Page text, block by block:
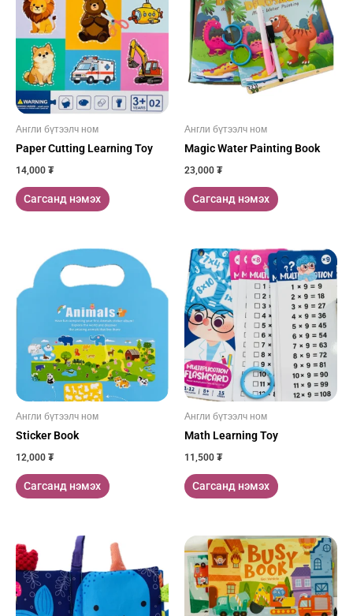
Англи бүтээлч ном
Paper Cutting Learning Toy
14,000 ₮
Сагсанд нэмэх
Англи бүтээлч ном
Magic Water Painting Book
23,000 ₮
Сагсанд нэмэх
Англи бүтээлч ном
Sticker Book
12,000 ₮
Сагсанд нэмэх
Англи бүтээлч ном
Math Learning Toy
11,500 ₮
Сагсанд нэмэх